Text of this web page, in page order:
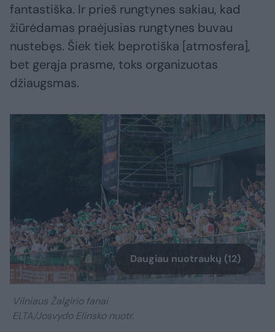
fantastiška. Ir prieš rungtynes sakiau, kad
žiūrėdamas praėjusias rungtynes buvau
nustebęs. Šiek tiek beprotiška [atmosfera],
bet gerąja prasme, toks organizuotas
džiaugsmas.
Daugiau nuotraukų (12)
Vilniaus Žalgirio fanai
ELTA/Josvydo Elinsko nuotr.